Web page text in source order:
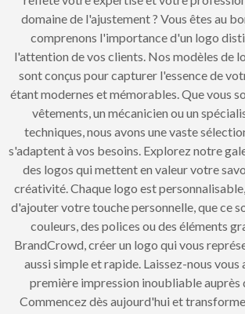
domaine de l'ajustement ? Vous êtes au
comprenons l'importance d'un logo
l'attention de vos clients. Nos modèles de
sont conçus pour capturer l'essence de
étant modernes et mémorables. Que vous
vêtements, un mécanicien ou un
techniques, nous avons une vaste
s'adaptent à vos besoins. Explorez notre
des logos qui mettent en valeur votre
créativité. Chaque logo est
d'ajouter votre touche personnelle, que ce
couleurs, des polices ou des éléments
BrandCrowd, créer un logo qui vous
aussi simple et rapide. Laissez-nous vous
première impression inoubliable auprès
Commencez dès aujourd'hui et